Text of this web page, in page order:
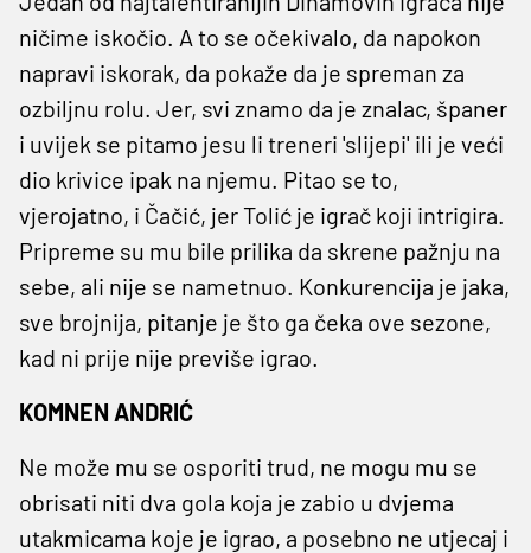
ničime iskočio. A to se očekivalo, da napokon
napravi iskorak, da pokaže da je spreman za
ozbiljnu rolu. Jer, svi znamo da je znalac, španer
i uvijek se pitamo jesu li treneri 'slijepi' ili je veći
dio krivice ipak na njemu. Pitao se to,
vjerojatno, i Čačić, jer Tolić je igrač koji intrigira.
Pripreme su mu bile prilika da skrene pažnju na
sebe, ali nije se nametnuo. Konkurencija je jaka,
sve brojnija, pitanje je što ga čeka ove sezone,
kad ni prije nije previše igrao.
KOMNEN ANDRIĆ
Ne može mu se osporiti trud, ne mogu mu se
obrisati niti dva gola koja je zabio u dvjema
utakmicama koje je igrao, a posebno ne utjecaj i